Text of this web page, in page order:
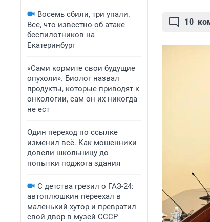
Восемь сбили, три упали.
Все, что известно об атаке
беспилотников на
Екатеринбург
«Сами кормите свои будущие
опухоли». Биолог назвал
продукты, которые приводят к
онкологии, сам он их никогда
не ест
Один переход по ссылке
изменил всё. Как мошенники
довели школьницу до
попытки поджога здания
С детства грезил о ГАЗ-24:
автоплюшкин переехал в
маленький хутор и превратил
свой двор в музей СССР
10